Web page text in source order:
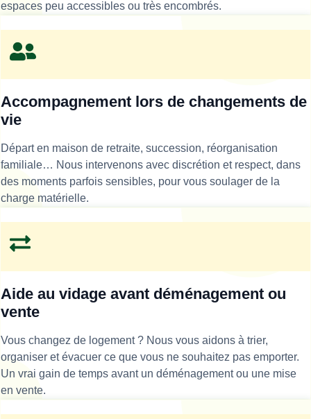
espaces peu accessibles ou très encombrés.
Accompagnement lors de changements de
vie
Départ en maison de retraite, succession, réorganisation
familiale… Nous intervenons avec discrétion et respect, dans
des moments parfois sensibles, pour vous soulager de la
charge matérielle.
Aide au vidage avant déménagement ou
vente
Vous changez de logement ? Nous vous aidons à trier,
organiser et évacuer ce que vous ne souhaitez pas emporter.
Un vrai gain de temps avant un déménagement ou une mise
en vente.